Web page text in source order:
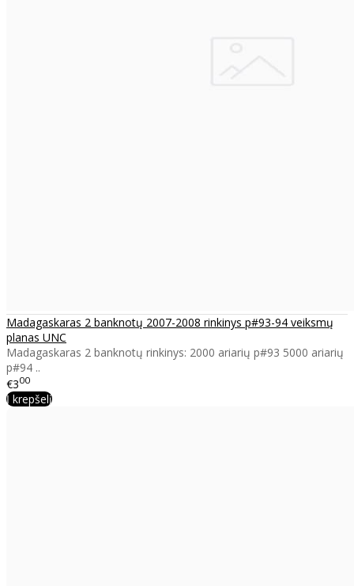
Madagaskaras 2 banknotų 2007-2008 rinkinys p#93-94 veiksmų
planas UNC
Madagaskaras 2 banknotų rinkinys: 2000 ariarių p#93 5000 ariarių
p#94 ..
€300
Į krepšelį